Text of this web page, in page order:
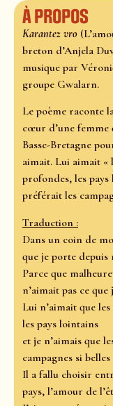
À propos
Karantez vro
breton d’Anjela
musique par
groupe Gwalarn.
Le poème raconte
cœur d’une femme
Basse-Bretagne
aimait. Lui aimait «
profondes, les pays
préférait les
Traduction :
Dans un coin de
que je porte depuis
Parce que
n’aimait pas ce que
Lui n’aimait que
les pays lointains
et je n’aimais que
campagnes si
Il a fallu choisir
pays, l’amour de